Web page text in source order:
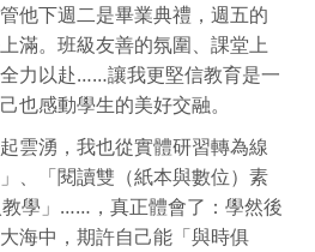
他下週二是畢業典禮，週五的
滿。班級友善的氛圍、課堂上
力以赴……讓我更堅信教育是一
也感動學生的美好交融。
雲湧，我也從實體研習轉為線
、「閱讀雙（紙本與數位）素
學」……，真正體會了：學然後
海中，期許自己能「與時俱